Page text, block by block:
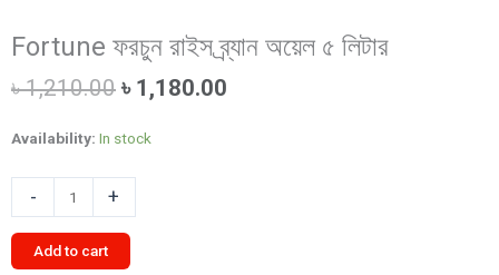
Fortune ফরচুন রাইস ব্র্যান অয়েল ৫ লিটার
৳1,210.00 Original
was:
৳ 1,180.00
Availability: In stock
-
ফরচুন
রাইস
ব্র্যান
+
Add to cart